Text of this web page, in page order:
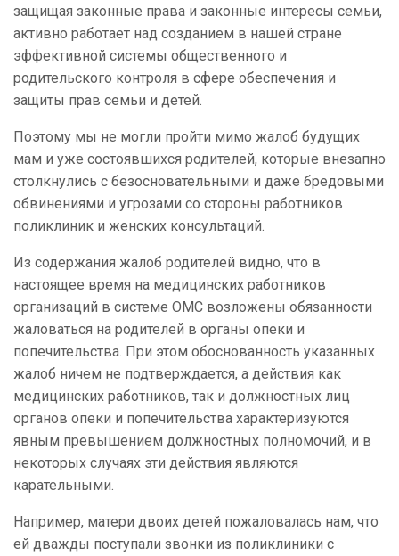
защищая законные права и законные интересы семьи,
активно работает над созданием в нашей стране
эффективной системы общественного и
родительского контроля в сфере обеспечения и
защиты прав семьи и детей.
Поэтому мы не могли пройти мимо жалоб будущих
мам и уже состоявшихся родителей, которые внезапно
столкнулись с безосновательными и даже бредовыми
обвинениями и угрозами со стороны работников
поликлиник и женских консультаций.
Из содержания жалоб родителей видно, что в
настоящее время на медицинских работников
организаций в системе ОМС возложены обязанности
жаловаться на родителей в органы опеки и
попечительства. При этом обоснованность указанных
жалоб ничем не подтверждается, а действия как
медицинских работников, так и должностных лиц
органов опеки и попечительства характеризуются
явным превышением должностных полномочий, и в
некоторых случаях эти действия являются
карательными.
Например, матери двоих детей пожаловалась нам, что
ей дважды поступали звонки из поликлиники с